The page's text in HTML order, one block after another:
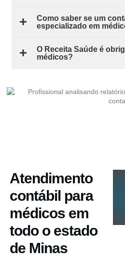
Como saber se um
especializado em
O Receita Saúde é
médicos?
Atendimento
contábil para
médicos em
todo o estado
de Minas